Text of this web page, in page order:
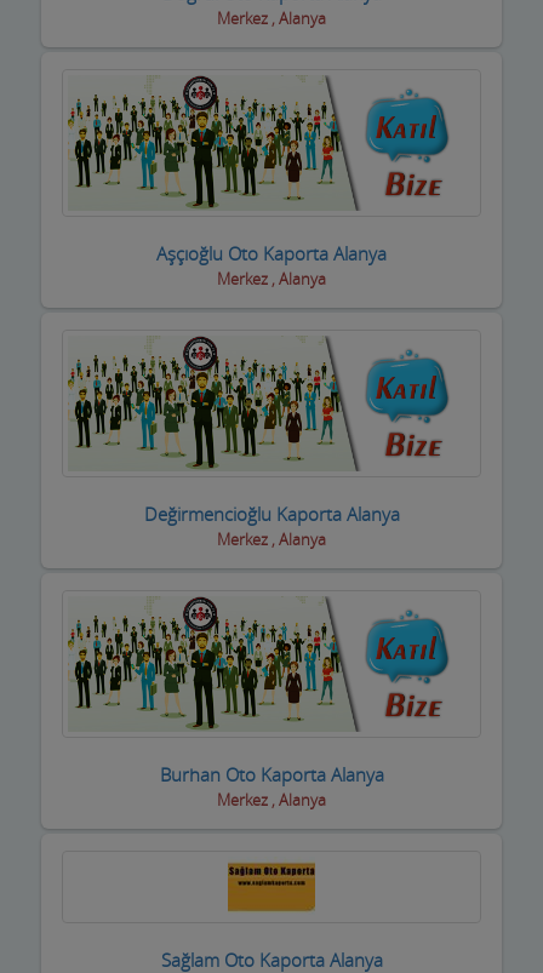
Merkez , Alanya
Aşçıoğlu Oto Kaporta Alanya
Merkez , Alanya
Değirmencioğlu Kaporta Alanya
Merkez , Alanya
Burhan Oto Kaporta Alanya
Merkez , Alanya
Sağlam Oto Kaporta Alanya